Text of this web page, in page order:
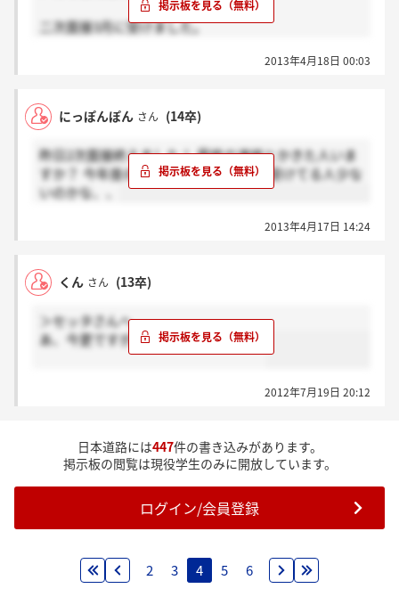
二次面接3月に受けました。
2013年4月18日 00:03
にっぽんぽん さん (14卒)
昨日2次面接終えました！ 最終の連絡とかきた人いま
すか？ 今年度のカキコミ少ないので、受けてる人少な
いのかな、、
2013年4月17日 14:24
くん さん (13卒)
＞セッタさんへ
あ、今更ですが火曜日に来ましたよ！
2012年7月19日 20:12
日本道路には447件の書き込みがあります。
掲示板の閲覧は現役学生のみに開放しています。
ログイン/会員登録
2 3 4 5 6